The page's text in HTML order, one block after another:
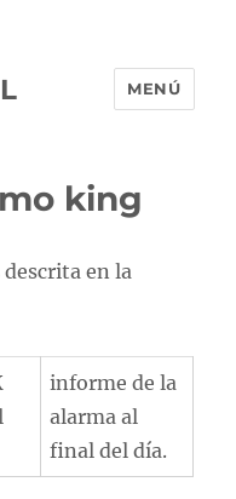
MENÚ
king
descrita en la
informe de la
alarma al
final del día.